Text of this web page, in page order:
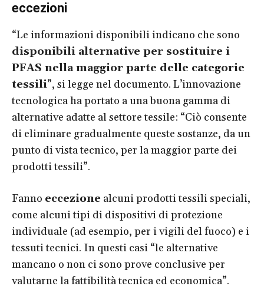
eccezioni
“Le informazioni disponibili indicano che sono
disponibili alternative per sostituire i
PFAS nella maggior parte delle categorie
tessili”, si legge nel documento. L’innovazione
tecnologica ha portato a una buona gamma di
alternative adatte al settore tessile: “Ciò consente
di eliminare gradualmente queste sostanze, da un
punto di vista tecnico, per la maggior parte dei
prodotti tessili”.
Fanno eccezione alcuni prodotti tessili speciali,
come alcuni tipi di dispositivi di protezione
individuale (ad esempio, per i vigili del fuoco) e i
tessuti tecnici. In questi casi “le alternative
mancano o non ci sono prove conclusive per
valutarne la fattibilità tecnica ed economica”.